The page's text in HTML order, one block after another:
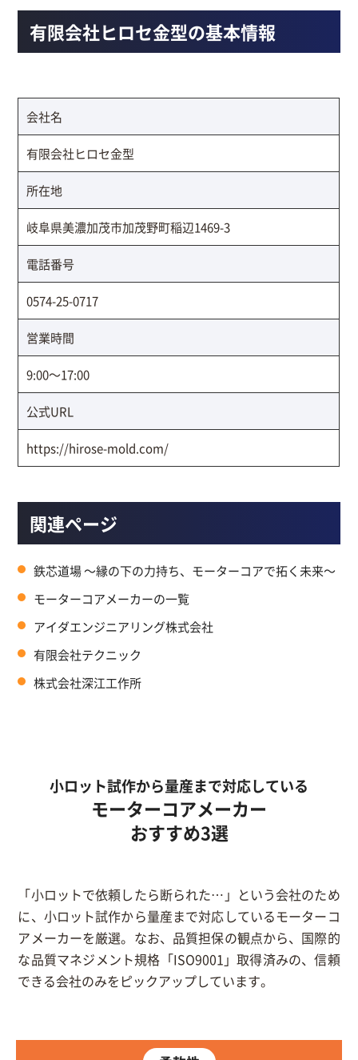
有限会社ヒロセ金型の基本情報
会社名
有限会社ヒロセ金型
所在地
岐阜県美濃加茂市加茂野町稲辺1469-3
電話番号
0574-25-0717
営業時間
9:00～17:00
公式URL
https://hirose-mold.com/
関連ページ
鉄芯道場 ～縁の下の力持ち、モーターコアで拓く未来～
モーターコアメーカーの一覧
アイダエンジニアリング株式会社
有限会社テクニック
株式会社深江工作所
小ロット試作から量産まで対応している
モーターコアメーカー
おすすめ3選
「小ロットで依頼したら断られた…」という会社のため
に、小ロット試作から量産まで対応しているモーターコ
アメーカーを厳選。なお、品質担保の観点から、国際的
な品質マネジメント規格「ISO9001」取得済みの、信頼
できる会社のみをピックアップしています。